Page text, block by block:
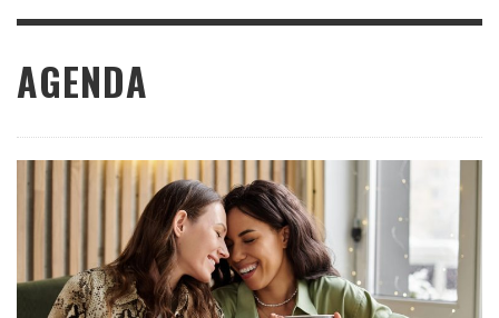
AGENDA